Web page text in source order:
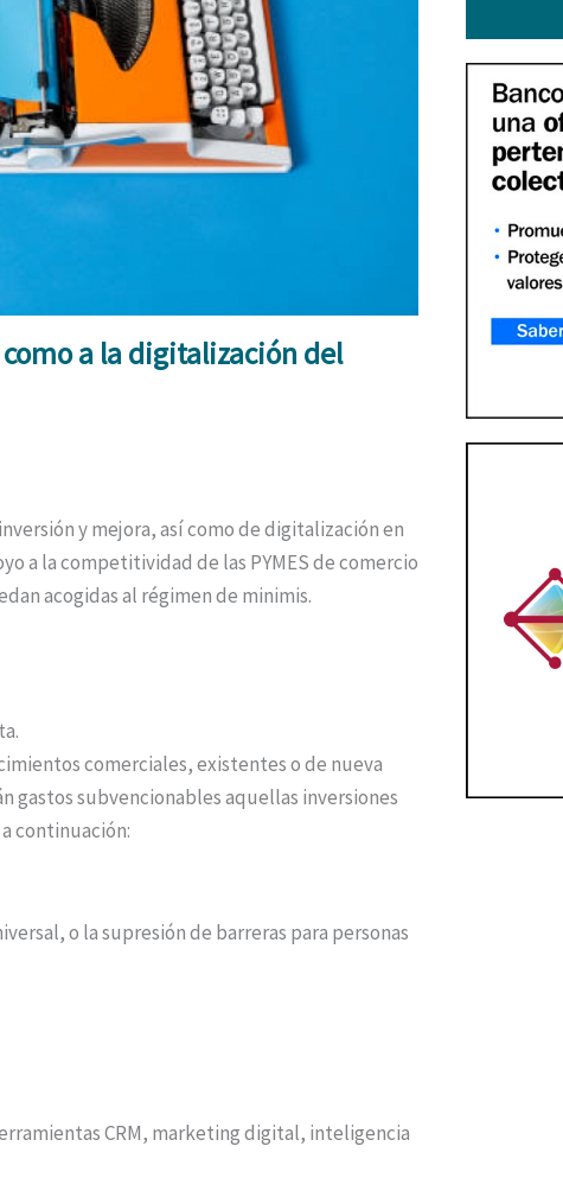
a la digitalización del
y mejora, así como de digitalización en
a la competitividad de las PYMES de comercio
acogidas al régimen de minimis.
comerciales, existentes o de nueva
gastos subvencionables aquellas inversiones
continuación:
o la supresión de barreras para personas
CRM, marketing digital, inteligencia